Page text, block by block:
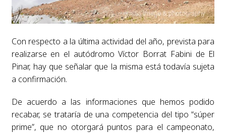
Con respecto a la última actividad del año, prevista para
realizarse en el autódromo Víctor Borrat Fabini de El
Pinar, hay que señalar que la misma está todavía sujeta
a confirmación.
De acuerdo a las informaciones que hemos podido
recabar, se trataría de una competencia del tipo “súper
prime”, que no otorgará puntos para el campeonato,